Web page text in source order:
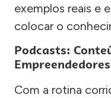
exemplos reais e
colocar o
Podcasts:
Com a rotina